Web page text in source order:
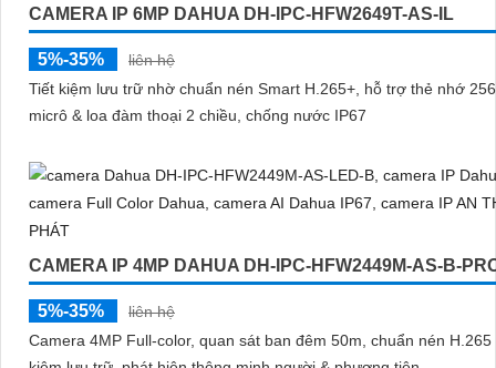
CAMERA IP 6MP DAHUA DH-IPC-HFW2649T-AS-IL
5%-35%
liên hệ
Tiết kiệm lưu trữ nhờ chuẩn nén Smart H.265+, hỗ trợ thẻ nhớ
micrô & loa đàm thoại 2 chiều, chống nước IP67
CAMERA IP 4MP DAHUA DH-IPC-HFW2449M-AS-B-
5%-35%
liên hệ
Camera 4MP Full-color, quan sát ban đêm 50m, chuẩn nén H.265